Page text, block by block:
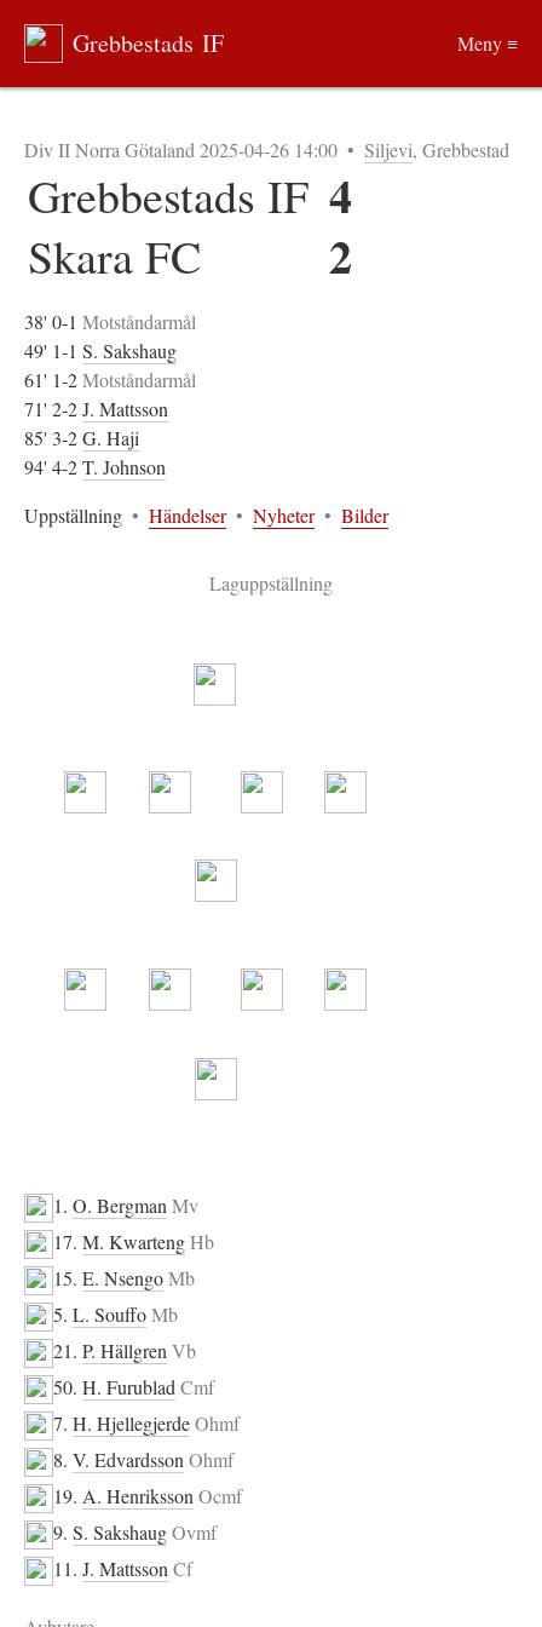
Div II Norra Götaland 2025-04-26 14:00 • Siljevi, Grebbestad
Grebbestads IF 4
Skara FC 2
38' 0-1 Motståndarmål
49' 1-1 S. Sakshaug
61' 1-2Motståndarmål
71' 2-2J. Mattsson
85' 3-2G. Haji
94' 4-2T. Johnson
Uppställning • Händelser • Nyheter • Bilder
Laguppställning
1. O. Bergman Mv
17. M. KwartengHb
15. E. NsengoMb
5. L. SouffoMb
21. P. Hällgren Vb
50. H. Furublad Cmf
7. H. HjellegjerdeOhmf
8. V. Edvardsson Ohmf
19. A. Henriksson Ocmf
9. S. SakshaugOvmf
11. J. Mattsson Cf
Grebbestads IF Meny ≡